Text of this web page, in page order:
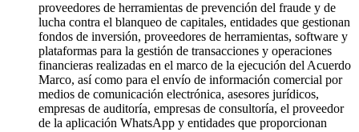
proveedores de herramientas de prevención del fraude y de
lucha contra el blanqueo de capitales, entidades que gestionan
fondos de inversión, proveedores de herramientas, software y
plataformas para la gestión de transacciones y operaciones
financieras realizadas en el marco de la ejecución del Acuerdo
Marco, así como para el envío de información comercial por
medios de comunicación electrónica, asesores jurídicos,
empresas de auditoría, empresas de consultoría, el proveedor
de la aplicación WhatsApp y entidades que proporcionan